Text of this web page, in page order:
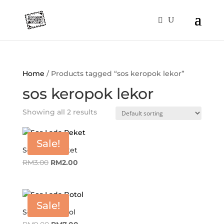
Home / Products tagged “sos keropok lekor”
sos keropok lekor
Showing all 2 results
Sale!
Sos Lada Peket
RM3.00 Original
RM3.00.
RM2.00Current
RM2.00.
Sale!
Sos Lada Botol